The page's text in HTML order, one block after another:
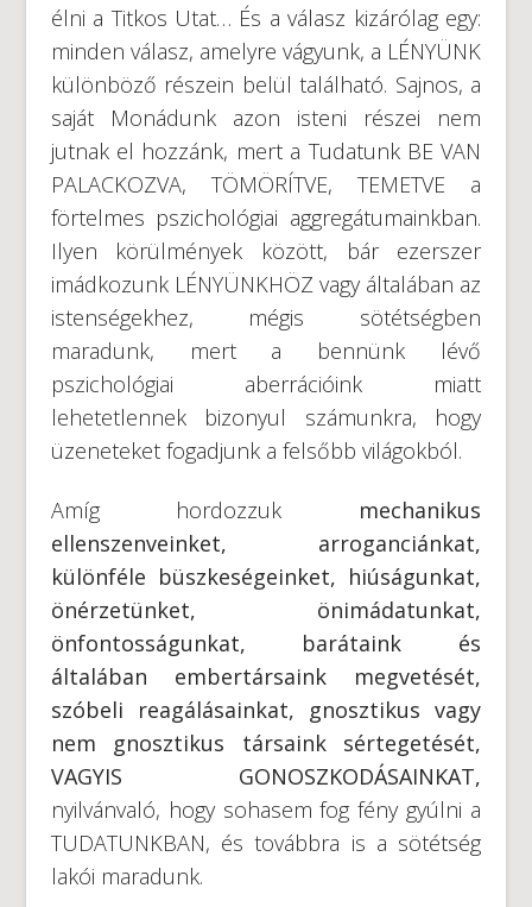
élni a Titkos Utat… És a válasz kizárólag egy:
minden válasz, amelyre vágyunk, a LÉNYÜNK
különböző részein belül található. Sajnos, a
saját Monádunk azon isteni részei nem
jutnak el hozzánk, mert a Tudatunk BE VAN
PALACKOZVA, TÖMÖRÍTVE, TEMETVE a
förtelmes pszichológiai aggregátumainkban.
Ilyen körülmények között, bár ezerszer
imádkozunk LÉNYÜNKHÖZ vagy általában az
istenségekhez, mégis sötétségben
maradunk, mert a bennünk lévő
pszichológiai aberrációink miatt
lehetetlennek bizonyul számunkra, hogy
üzeneteket fogadjunk a felsőbb világokból.
Amíg hordozzuk mechanikus
ellenszenveinket, arroganciánkat,
különféle büszkeségeinket, hiúságunkat,
önérzetünket, önimádatunkat,
önfontosságunkat, barátaink és
általában embertársaink megvetését,
szóbeli reagálásainkat, gnosztikus vagy
nem gnosztikus társaink sértegetését,
VAGYIS GONOSZKODÁSAINKAT,
nyilvánvaló, hogy sohasem fog fény gyúlni a
TUDATUNKBAN, és továbbra is a sötétség
lakói maradunk.